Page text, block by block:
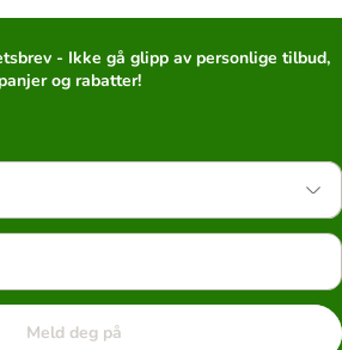
- Ikke gå glipp av personlige tilbud,
og rabatter!
Meld deg på